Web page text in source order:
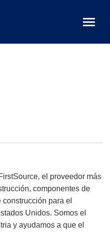
el proveedor más
componentes de
para el
Unidos. Somos el
y ayudamos a que el